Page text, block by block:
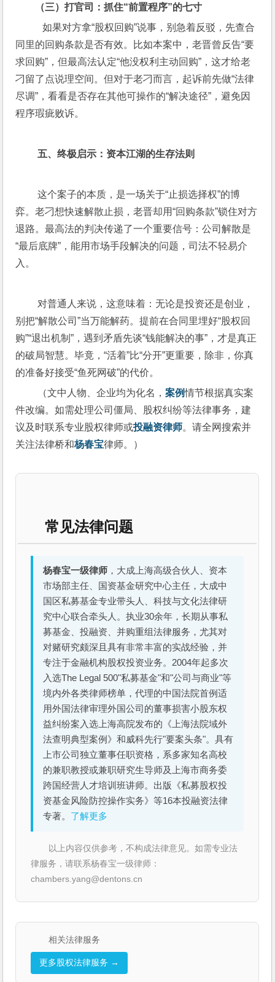
（三）打官司：抓住“前置程序”的七寸
如果对方拿“股权回购”说事，别急着反驳，先查合
同里的回购条款是否有效。比如本案中，老晋曾反告“要
求回购”，但最高法认定“他没权利主动回购”，这才给老
刁留了点说理空间。但对于老刁而言，起诉前先做“法律
尽调”，看看是否存在其他可操作的“解决途径”，避免因
程序瑕疵败诉。
五、终极启示：资本江湖的生存法则
这个案子的本质，是一场关于“止损选择权”的博
弈。老刁想快速解散止损，老晋却用“回购条款”锁住对方
退路。最高法的判决传递了一个重要信号：公司解散是
“最后底牌”，能用市场手段解决的问题，司法不轻易介
入。
对普通人来说，这意味着：无论是投资还是创业，
别把“解散公司”当万能解药。提前在合同里埋好“股权回
购”“退出机制”，遇到矛盾先谈“钱能解决的事”，才是真正
的破局智慧。毕竟，“活着”比“分开”更重要，除非，你真
的准备好接受“鱼死网破”的代价。
（文中人物、企业均为化名，案例情节根据真实案
件改编。如需处理公司僵局、股权纠纷等法律事务，建
议及时联系专业股权律师或投融资律师。请全网搜索并
关注法律桥和杨春宝律师。）
常见法律问题
杨春宝一级律师 ，大成上海高级合伙人、资本
市场部主任、国资基金研究中心主任，大成中
国区私募基金专业带头人、科技与文化法律研
究中心联合牵头人。执业30余年，长期从事私
募基金、投融资、并购重组法律服务，尤其对
对赌研究颇深且具有非常丰富的实战经验，并
专注于金融机构股权投资业务。2004年起多次
入选The Legal 500"私募基金"和"公司与商业"等
境内外各类律师榜单，代理的中国法院首例适
用外国法律审理外国公司的董事损害小股东权
益纠纷案入选上海高院发布的《上海法院域外
法查明典型案例》和威科先行"要案头条"。具有
上市公司独立董事任职资格，系多家知名高校
的兼职教授或兼职研究生导师及上海市商务委
跨国经营人才培训班讲师。出版《私募股权投
资基金风险防控操作实务》等16本投融资法律
专著。 了解更多
以上内容仅供参考，不构成法律意见。如需专业法
律服务，请联系杨春宝一级律师：
chambers.yang@dentons.cn
相关法律服务
更多股权法律服务 →